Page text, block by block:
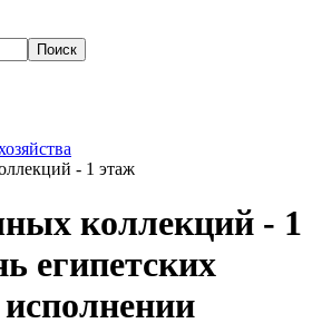
Поиск
- 1 этаж
коллекций - 1
египетских